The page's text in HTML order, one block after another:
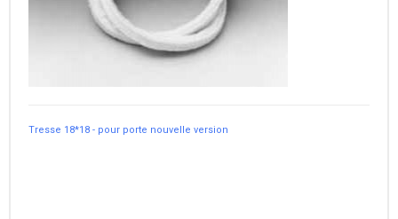
Tresse 18*18 - pour porte nouvelle version